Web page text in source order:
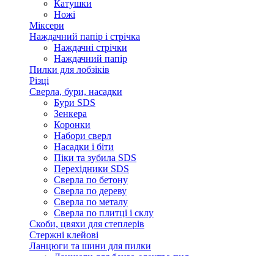
Катушки
Ножі
Міксери
Наждачний папір і стрічка
Наждачні стрічки
Наждачний папір
Пилки для лобзіків
Різці
Сверла, бури, насадки
Бури SDS
Зенкера
Коронки
Набори сверл
Насадки і біти
Піки та зубила SDS
Перехідники SDS
Сверла по бетону
Сверла по дереву
Сверла по металу
Сверла по плитці і склу
Скоби, цвяхи для степлерів
Стержні клейові
Ланцюги та шини для пилки